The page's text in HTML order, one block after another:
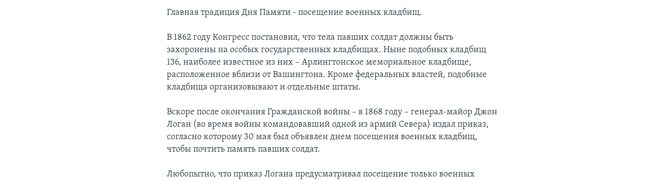
Главная традиция Дня Памяти - посещение военных кладбищ.
В 1862 году Конгресс постановил, что тела павших солдат должны быть
захоронены на особых государственных кладбищах. Ныне подобных кладбищ
136, наиболее известное из них – Арлингтонское мемориальное кладбище,
расположенное вблизи от Вашингтона. Кроме федеральных властей, подобные
кладбища организовывают и отдельные штаты.
Вскоре после окончания Гражданской войны – в 1868 году – генерал-майор Джон
Логан (во время войны командовавший одной из армий Севера) издал приказ,
согласно которому 30 мая был объявлен днем посещения военных кладбищ,
чтобы почтить память павших солдат.
Любопытно, что приказ Логана предусматривал посещение только военных